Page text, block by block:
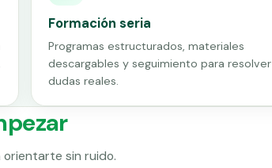
Formación seria
Programas estructurados, materiales
descargables y seguimiento para resolver
dudas reales.
orientarte sin ruido.